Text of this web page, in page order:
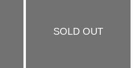
SOLD OUT